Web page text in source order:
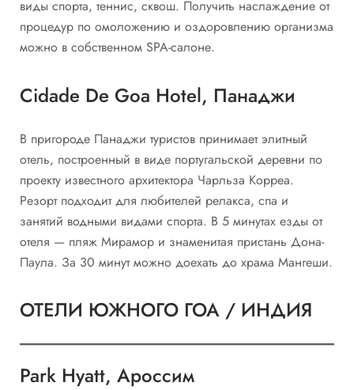
виды спорта, теннис, сквош. Получить наслаждение от
процедур по омоложению и оздоровлению организма
можно в собственном SPA-салоне.
Cidade De Goa Hotel, Панаджи
В пригороде Панаджи туристов принимает элитный
отель, построенный в виде португальской деревни по
проекту известного архитектора Чарльза Корреа.
Резорт подходит для любителей релакса, спа и
занятий водными видами спорта. В 5 минутах езды от
отеля — пляж Мирамор и знаменитая пристань Дона-
Паула. За 30 минут можно доехать до храма Мангеши.
ОТЕЛИ ЮЖНОГО ГОА / ИНДИЯ
Park Hyatt, Ароссим